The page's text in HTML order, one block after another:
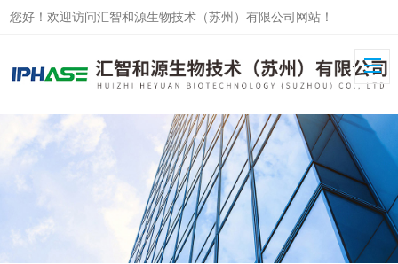
您好！欢迎访问汇智和源生物技术（苏州）有限公司网站！